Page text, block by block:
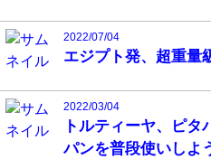
2022/07/04
エジプト発、超重量
2022/03/04
トルティーヤ、ピ
パンを普段使いしよ